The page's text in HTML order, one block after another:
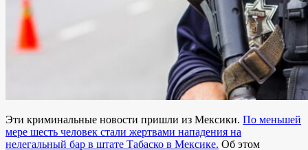
Эти криминальные новости пришли из Мексики. По меньшей
мере шесть человек стали жертвами нападения на
нелегальный бар в штате Табаско в Мексике. Об этом